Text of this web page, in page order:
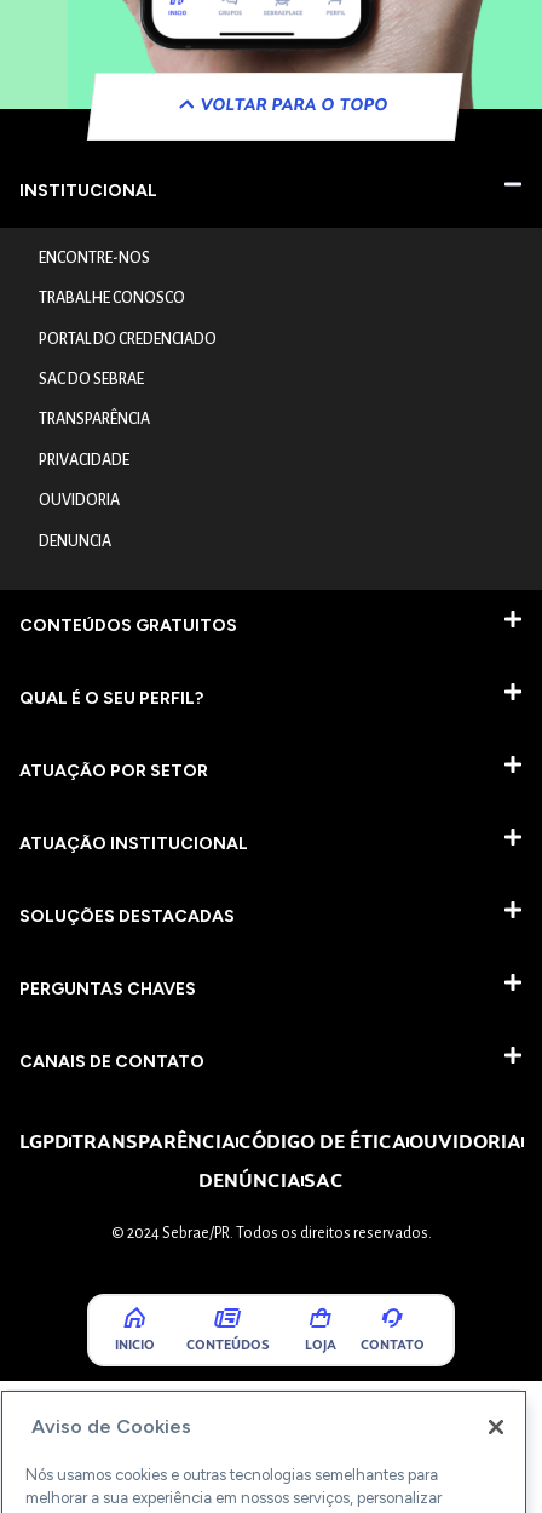
VOLTAR PARA O TOPO
INSTITUCIONAL
ENCONTRE-NOS
TRABALHE CONOSCO
PORTAL DO CREDENCIADO
SAC DO SEBRAE
TRANSPARÊNCIA
PRIVACIDADE
OUVIDORIA
DENUNCIA
CONTEÚDOS GRATUITOS
QUAL É O SEU PERFIL?
ATUAÇÃO POR SETOR
ATUAÇÃO INSTITUCIONAL
SOLUÇÕES DESTACADAS
PERGUNTAS CHAVES​
CANAIS DE CONTATO
LGPDTRANSPARÊNCIACÓDIGO DE ÉTICAOUVIDORIA
DENÚNCIASAC
© 2024 Sebrae/PR. Todos os direitos reservados.
INICIO CONTEÚDOS LOJA CONTATO
Aviso de Cookies
Nós usamos cookies e outras tecnologias semelhantes para
melhorar a sua experiência em nossos serviços, personalizar